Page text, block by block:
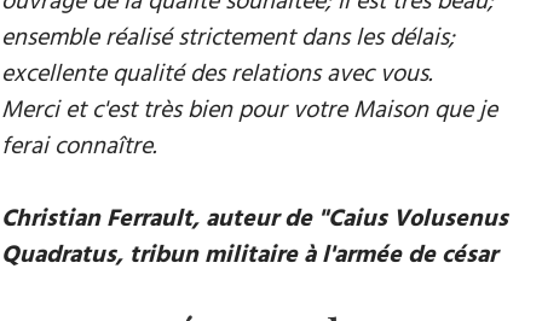
ensemble réalisé strictement dans les délais;
excellente qualité des relations avec vous.
Merci et c'est très bien pour votre Maison que je
ferai connaître.
Christian Ferrault, auteur de "Caius Volusenus
Quadratus, tribun militaire à l'armée de césar